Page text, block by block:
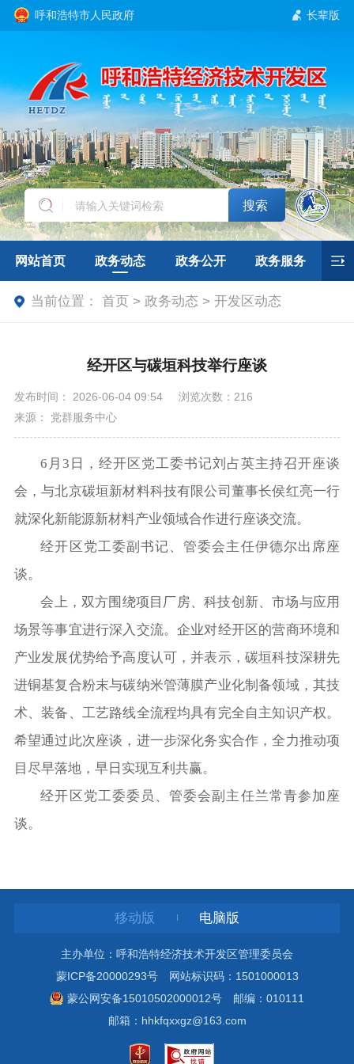
呼和浩特市人民政府 长辈版
搜索
网站首页 政务动态 政务公开 政务服务
互动交流 招商引资 专题专栏
当前位置： 首页 > 政务动态 > 开发区动态
经开区与碳垣科技举行座谈
发布时间： 2026-06-04 09:54 浏览次数：216
来源： 党群服务中心
6月3日，经开区党工委书记刘占英主持召开座谈
会，与北京碳垣新材料科技有限公司董事长侯红亮一行
就深化新能源新材料产业领域合作进行座谈交流。
经开区党工委副书记、管委会主任伊德尔出席座
谈。
会上，双方围绕项目厂房、科技创新、市场与应用
场景等事宜进行深入交流。企业对经开区的营商环境和
产业发展优势给予高度认可，并表示，碳垣科技深耕先
进铜基复合粉末与碳纳米管薄膜产业化制备领域，其技
术、装备、工艺路线全流程均具有完全自主知识产权。
希望通过此次座谈，进一步深化务实合作，全力推动项
目尽早落地，早日实现互利共赢。
经开区党工委委员、管委会副主任兰常青参加座
谈。
移动版 电脑版
主办单位：呼和浩特经济技术开发区管理委员会
蒙ICP备20000293号网站标识码：1501000013
蒙公网安备15010502000012号 邮编：010111
邮箱：hhkfqxxgz@163.com